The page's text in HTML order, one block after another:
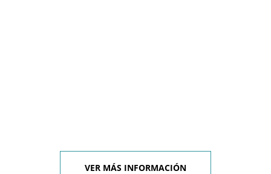
VER MÁS INFORMACIÓN